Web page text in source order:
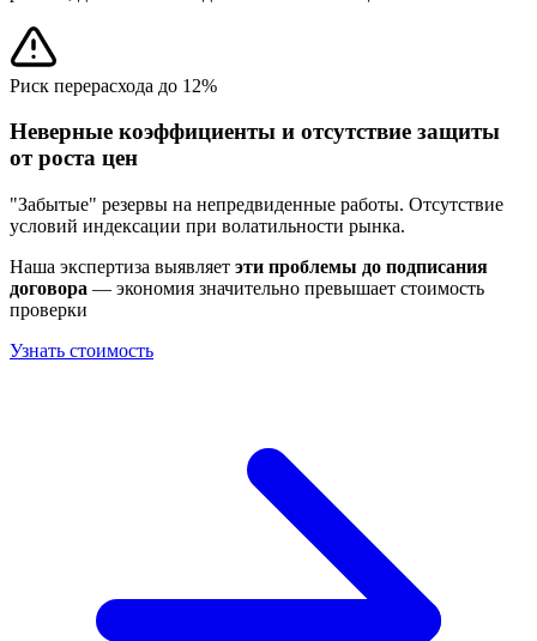
Риск перерасхода до 12%
Неверные коэффициенты и отсутствие защиты
от роста цен
"Забытые" резервы на непредвиденные работы. Отсутствие
условий индексации при волатильности рынка.
Наша экспертиза выявляет эти проблемы до подписания
договора — экономия значительно превышает стоимость
проверки
Узнать стоимость